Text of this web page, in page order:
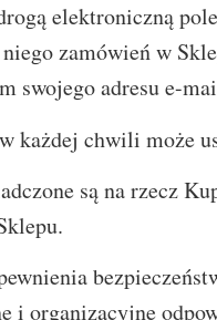
elektroniczną
niego zamówień w
swojego adresu e-
chwili może
są na rzecz
i organizacyjne